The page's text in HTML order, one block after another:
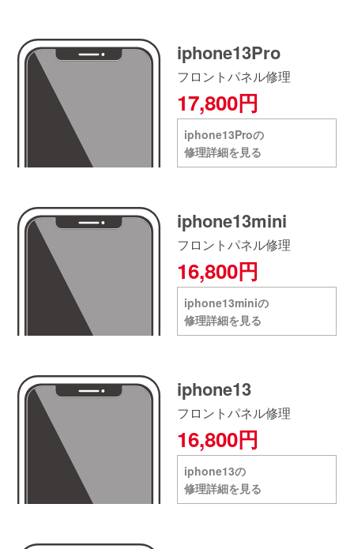
iphone13Pro
フロントパネル修理
17,800円
iphone13Proの
修理詳細を見る
iphone13mini
フロントパネル修理
16,800円
iphone13miniの
修理詳細を見る
iphone13
フロントパネル修理
16,800円
iphone13の
修理詳細を見る